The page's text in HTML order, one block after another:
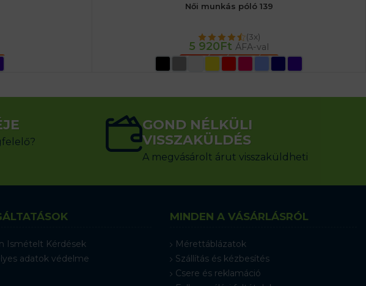
Női munkás póló 139
(3x)
5 920Ft ÁFA-val
OPCIÓK VÁLASZTÁSA
GOND NÉLKÜLI
VISSZAKÜLDÉS
A megvásárolt árut visszaküldheti
Ismételt Kérdések
adatok védelme
MINDEN A VÁSÁRLÁSRÓL
Mérettáblázatok
Szállítás és kézbesítés
Csere és reklamáció